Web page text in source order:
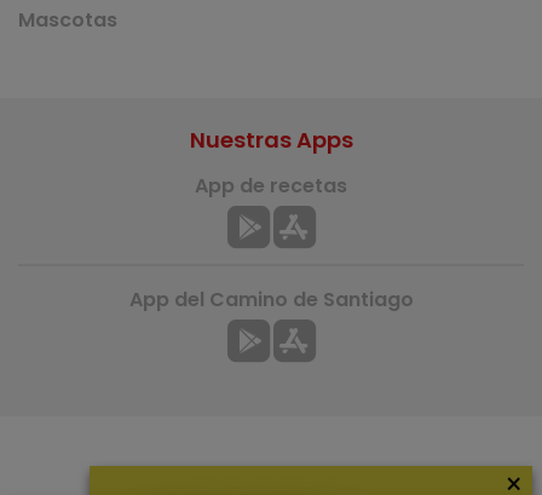
Mascotas
Nuestras Apps
App de recetas
App del Camino de Santiago
×